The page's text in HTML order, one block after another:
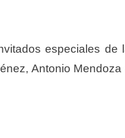
especiales de
Antonio Mendoza